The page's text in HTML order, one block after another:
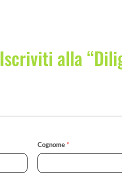
Iscriviti alla
Cognome *